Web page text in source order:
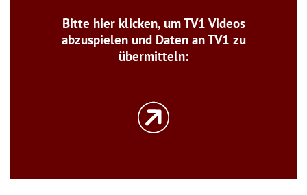
Bitte hier klicken, um TV1 Videos
abzuspielen und Daten an TV1 zu
übermitteln: